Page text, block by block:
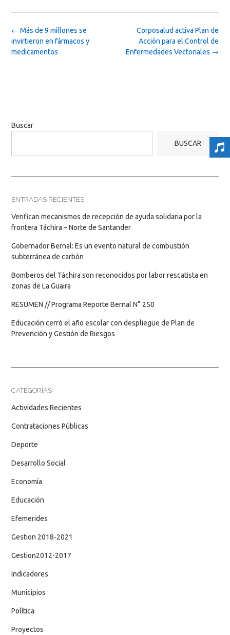
Post
navigation
Corposalud activa Plan de
Acción para el Control de
Enfermedades Vectoriales →
← Más de 9 millones se
invirtieron en fármacos y
medicamentos
Buscar
BUSCAR
ENTRADAS RECIENTES
Verifican mecanismos de recepción de ayuda solidaria por la
frontera Táchira – Norte de Santander
Gobernador Bernal: Es un evento natural de combustión
subterránea de carbón
Bomberos del Táchira son reconocidos por labor rescatista en
zonas de La Guaira
RESUMEN // Programa Reporte Bernal N° 250
Educación cerró el año escolar con despliegue de Plan de
Prevención y Gestión de Riesgos
CATEGORÍAS
Actividades Recientes
Contrataciones Públicas
Deporte
Desarrollo Social
Economía
Educación
Efemerides
Gestion 2018-2021
Gestion2012-2017
Indicadores
Municipios
Política
Proyectos